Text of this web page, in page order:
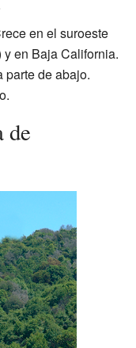
en el suroeste
en Baja California.
parte de abajo.
de